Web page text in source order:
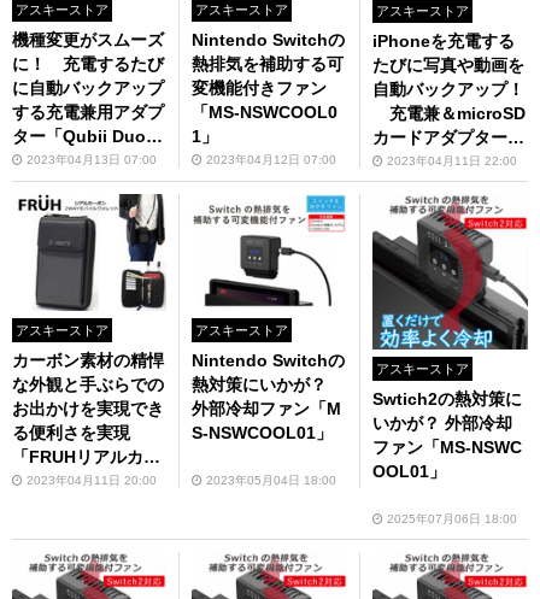
アスキーストア
機種変更がスムーズ
に！ 充電するたび
に自動バックアップ
する充電兼用アダプ
ター「Qubii Duo U
SB-A」
2023年04月13日 07:00
アスキーストア
Nintendo Switchの
熱排気を補助する可
変機能付きファン
「MS-NSWCOOL0
1」
2023年04月12日 07:00
アスキーストア
iPhoneを充電する
たびに写真や動画を
自動バックアップ！
充電兼＆microSD
カードアダプター
「Qubii Duo USB-
A」発売中
2023年04月11日 22:00
アスキーストア
カーボン素材の精悍
な外観と手ぶらでの
お出かけを実現でき
る便利さを実現
「FRUHリアルカー
ボン2WAYモバイル
2023年04月11日 20:00
アスキーストア
Nintendo Switchの
熱対策にいかが？
外部冷却ファン「M
S-NSWCOOL01」
2023年05月04日 18:00
アスキーストア
Swtich2の熱対策に
いかが？ 外部冷却
ファン「MS-NSWC
OOL01」
2025年07月06日 18:00